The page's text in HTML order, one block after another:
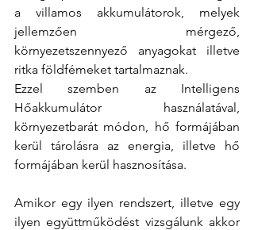
a villamos akkumulátorok, melyek
jellemzően mérgező,
környezetszennyező anyagokat illetve
ritka földfémeket tartalmaznak.
Ezzel szemben az Intelligens
Hőakkumulátor használatával,
környezetbarát módon, hő formájában
kerül tárolásra az energia, illetve hő
formájában kerül hasznosítása.
Amikor egy ilyen rendszert, illetve egy
ilyen együttműködést vizsgálunk akkor